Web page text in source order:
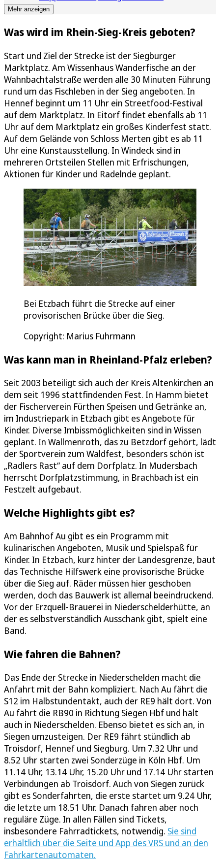
Mehr anzeigen
Was wird im Rhein-Sieg-Kreis geboten?
Start und Ziel der Strecke ist der Siegburger
Marktplatz. Am Wissenhaus Wanderfische an der
Wahnbachtalstraße werden alle 30 Minuten Führung
rund um das Fischleben in der Sieg angeboten. In
Hennef beginnt um 11 Uhr ein Streetfood-Festival
auf dem Marktplatz. In Eitorf findet ebenfalls ab 11
Uhr auf dem Marktplatz ein großes Kinderfest statt.
Auf dem Gelände von Schloss Merten gibt es ab 11
Uhr eine Kunstausstellung. In Windeck sind in
mehreren Ortsteilen Stellen mit Erfrischungen,
Aktionen für Kinder und Radelnde geplant.
Bei Etzbach führt die Strecke auf einer
provisorischen Brücke über die Sieg.
Copyright: Marius Fuhrmann
Was kann man in Rheinland-Pfalz erleben?
Seit 2003 beteiligt sich auch der Kreis Altenkirchen an
dem seit 1996 stattfindenden Fest. In Hamm bietet
der Fischerverein Fürthen Speisen und Getränke an,
im Industriepark in Etzbach gibt es Angebote für
Kinder. Diverse Imbissmöglichkeiten sind in Wissen
geplant. In Wallmenroth, das zu Betzdorf gehört, lädt
der Sportverein zum Waldfest, besonders schön ist
„Radlers Rast“ auf dem Dorfplatz. In Mudersbach
herrscht Dorfplatzstimmung, in Brachbach ist ein
Festzelt aufgebaut.
Welche Highlights gibt es?
Am Bahnhof Au gibt es ein Programm mit
kulinarischen Angeboten, Musik und Spielspaß für
Kinder. In Etzbach, kurz hinter der Landesgrenze, baut
das Technische Hilfswerk eine provisorische Brücke
über die Sieg auf. Räder müssen hier geschoben
werden, doch das Bauwerk ist allemal beeindruckend.
Vor der Erzquell-Brauerei in Niederschelderhütte, an
der es selbstverständlich Ausschank gibt, spielt eine
Band.
Wie fahren die Bahnen?
Das Ende der Strecke in Niederschelden macht die
Anfahrt mit der Bahn kompliziert. Nach Au fährt die
S12 im Halbstundentakt, auch der RE9 hält dort. Von
Au fährt die RB90 in Richtung Siegen Hbf und hält
auch in Niederschelden. Ebenso bietet es sich an, in
Siegen umzusteigen. Der RE9 fährt stündlich ab
Troisdorf, Hennef und Siegburg. Um 7.32 Uhr und
8.52 Uhr starten zwei Sonderzüge in Köln Hbf. Um
11.14 Uhr, 13.14 Uhr, 15.20 Uhr und 17.14 Uhr starten
Verbindungen ab Troisdorf. Auch von Siegen zurück
gibt es Sonderfahrten, die erste startet um 9.24 Uhr,
die letzte um 18.51 Uhr. Danach fahren aber noch
reguläre Züge. In allen Fällen sind Tickets,
insbesondere Fahrradtickets, notwendig. Sie sind
erhältlich über die Seite und App des VRS und an den
Fahrkartenautomaten.